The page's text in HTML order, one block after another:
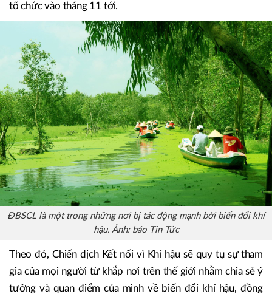
tổ chức vào tháng 11 tới.
ĐBSCL là một trong những nơi bị tác động mạnh bởi biến đổi khí
hậu. Ảnh: báo Tin Tức
Theo đó, Chiến dịch Kết nối vì Khí hậu sẽ quy tụ sự tham
gia của mọi người từ khắp nơi trên thế giới nhằm chia sẻ ý
tưởng và quan điểm của mình về biến đổi khí hậu, đồng